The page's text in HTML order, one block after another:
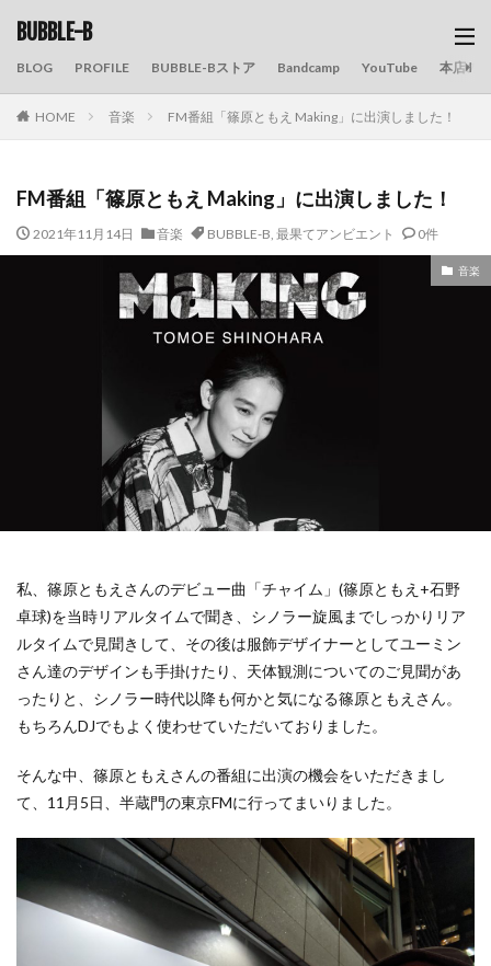
BUBBLE-B
BLOG PROFILE BUBBLE-Bストア Bandcamp YouTube 本店の旅
HOME 音楽 FM番組「篠原ともえ Making」に出演しました！
FM番組「篠原ともえ Making」に出演しました！
2021年11月14日 音楽 BUBBLE-B, 最果てアンビエント 0件
音楽
私、篠原ともえさんのデビュー曲「チャイム」(篠原ともえ+石野
卓球)を当時リアルタイムで聞き、シノラー旋風までしっかりリア
ルタイムで見聞きして、その後は服飾デザイナーとしてユーミン
さん達のデザインも手掛けたり、天体観測についてのご見聞があ
ったりと、シノラー時代以降も何かと気になる篠原ともえさん。
もちろんDJでもよく使わせていただいておりました。
そんな中、篠原ともえさんの番組に出演の機会をいただきまし
て、11月5日、半蔵門の東京FMに行ってまいりました。